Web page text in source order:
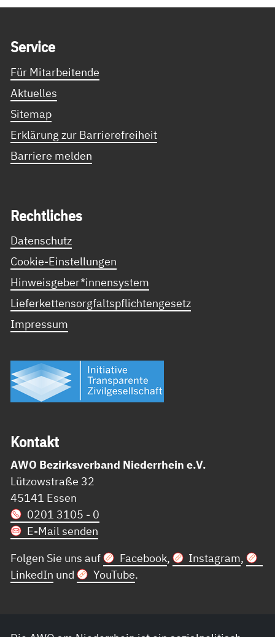
Ser­vice
Für Mitarbeitende
Aktuelles
Sitemap
Erklärung zur Barrierefreiheit
Barriere melden
Recht­li­ches
Datenschutz
Cookie-Einstellungen
Hinweisgeber*innensystem
Lieferkettensorgfaltspflichtengesetz
Impressum
Kon­takt
AWO Bezirksverband Niederrhein e.V.
Lützowstraße 32
45141 Essen
0201 3105 - 0
E-Mail senden
Folgen Sie uns auf
Facebook, Instagram,
LinkedIn und YouTube.